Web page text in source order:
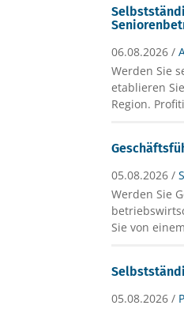
06.08.2026 /
Werden Sie
etablieren
Region.
05.08.2026 /
Werden Sie
Sie von
05.08.2026 /